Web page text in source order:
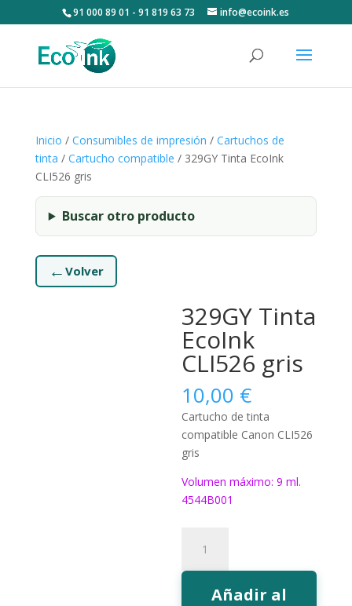
91 000 89 01 - 91 819 63 73 info@ecoink.es
Inicio / Consumibles de impresión / Cartuchos de
tinta / Cartucho compatible / 329GY Tinta EcoInk
CLI526 gris
Buscar otro producto
← Volver
329GY Tinta
EcoInk
CLI526 gris
10,00 €
Cartucho de tinta
compatible Canon CLI526
gris
Volumen máximo: 9 ml.
4544B001
Tinta
EcoInk
CLI526Añadir al